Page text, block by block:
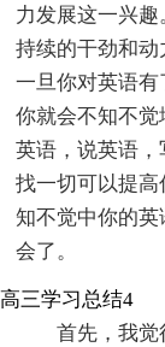
力发展这一兴
持续的干劲和动
一旦你对英语有
你就会不知不
英语，说英语，
找一切可以提
知不觉中你的
会了。
高三学习总结4
首先，我